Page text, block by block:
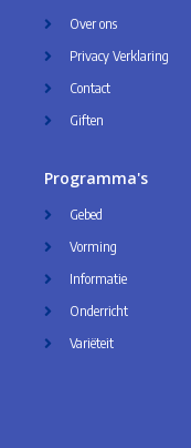
Over ons
Privacy Verklaring
Contact
Giften
Programma's
Gebed
Vorming
Informatie
Onderricht
Variëteit